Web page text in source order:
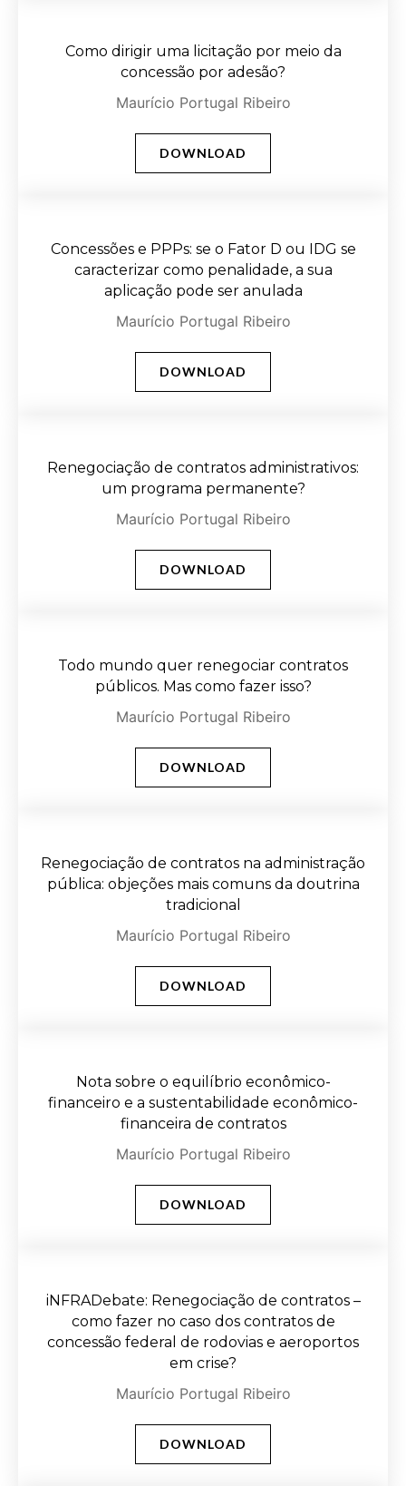
Como dirigir uma licitação por meio da
concessão por adesão?
Maurício Portugal Ribeiro
DOWNLOAD
Concessões e PPPs: se o Fator D ou IDG se
caracterizar como penalidade, a sua
aplicação pode ser anulada
Maurício Portugal Ribeiro
DOWNLOAD
Renegociação de contratos administrativos:
um programa permanente?
Maurício Portugal Ribeiro
DOWNLOAD
Todo mundo quer renegociar contratos
públicos. Mas como fazer isso?
Maurício Portugal Ribeiro
DOWNLOAD
Renegociação de contratos na administração
pública: objeções mais comuns da doutrina
tradicional
Maurício Portugal Ribeiro
DOWNLOAD
Nota sobre o equilíbrio econômico-
financeiro e a sustentabilidade econômico-
financeira de contratos
Maurício Portugal Ribeiro
DOWNLOAD
iNFRADebate: Renegociação de contratos –
como fazer no caso dos contratos de
concessão federal de rodovias e aeroportos
em crise?
Maurício Portugal Ribeiro
DOWNLOAD